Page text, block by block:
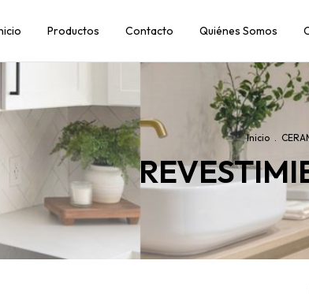
Productos Contacto Quiénes Somos
Inicio